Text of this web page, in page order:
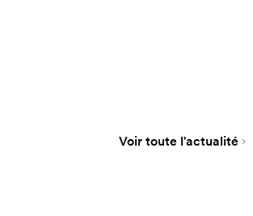
Voir toute l'actualité